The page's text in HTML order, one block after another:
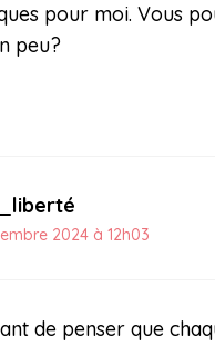
pour moi. Vous
peu?
2024 à 12h03
de penser que